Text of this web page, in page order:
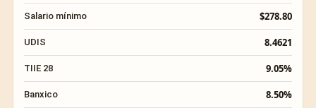
Salario mínimo $278.80
UDIS 8.4621
TIIE 28 9.05%
Banxico 8.50%